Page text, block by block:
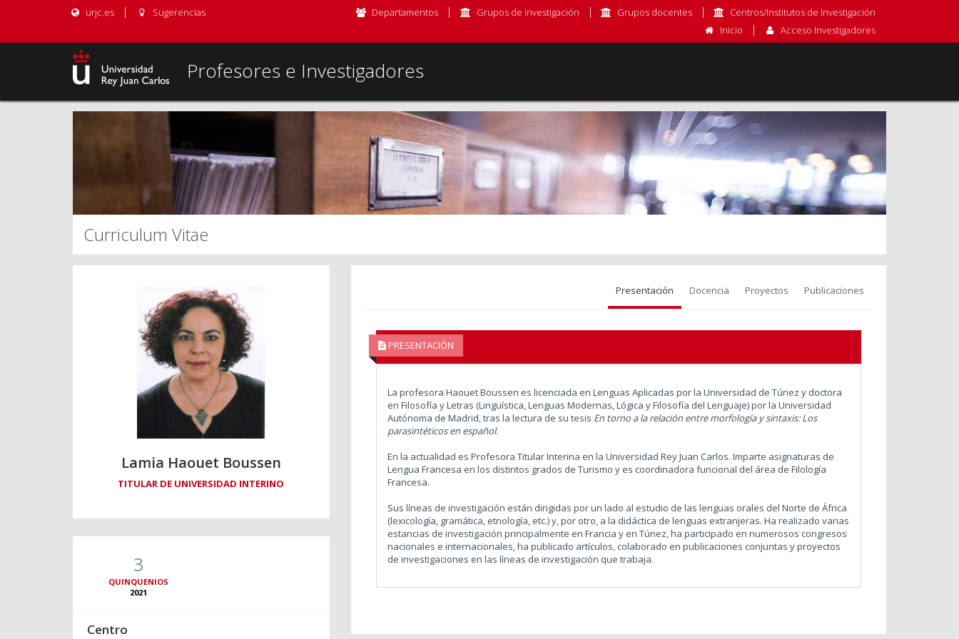
urjc.es Sugerencias Departamentos Grupos de investigación Grupos docentes
Centros/Institutos de Investigación
Inicio
Acceso Investigadores
Profesores e Investigadores
Curriculum Vitae
Lamia Haouet Boussen
TITULAR DE UNIVERSIDAD INTERINO
3
QUINQUENIOS
2021
Centro
Presentación Docencia Proyectos Publicaciones
PRESENTACIÓN
La profesora Haouet Boussen es licenciada en Lenguas Aplicadas por la Universidad de Túnez y doctora
en Filosofía y Letras (Lingüística, Lenguas Modernas, Lógica y Filosofía del Lenguaje) por la Universidad
Autónoma de Madrid, tras la lectura de su tesis En torno a la relación entre morfología y sintaxis: Los
parasintéticos en español.
En la actualidad es Profesora Titular Interina en la Universidad Rey Juan Carlos. Imparte asignaturas de
Lengua Francesa en los distintos grados de Turismo y es coordinadora funcional del área de Filología
Francesa.
Sus líneas de investigación están dirigidas por un lado al estudio de las lenguas orales del Norte de África
(lexicología, gramática, etnología, etc.) y, por otro, a la didáctica de lenguas extranjeras. Ha realizado varias
estancias de investigación principalmente en Francia y en Túnez, ha participado en numerosos congresos
nacionales e internacionales, ha publicado artículos, colaborado en publicaciones conjuntas y proyectos
de investigaciones en las líneas de investigación que trabaja.